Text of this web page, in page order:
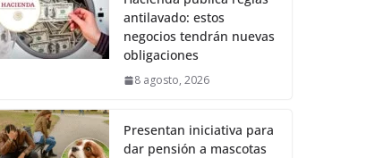
antilavado: estos
negocios tendrán nuevas
obligaciones
8 agosto, 2026
Presentan iniciativa para
dar pensión a mascotas